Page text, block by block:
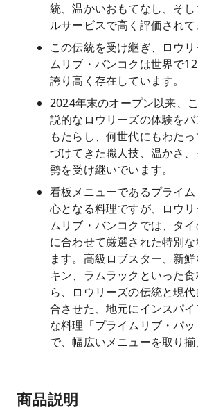
統、温かいおもてなし、そ
ルサービスで高く評価されて
この伝統を受け継ぎ、ロウ
ムリブ・バンコクは世界で
誇り高く存在しています。
2024年末のオープン以来、
説的なロウリーズの体験を
もたらし、何世代にもわた
づけてきた職人技、温かさ
勢を受け継いでいます。
看板メニューであるプライ
心となる料理ですが、ロウ
ムリブ・バンコクでは、タ
に合わせて厳選された特別
ます。高級ロブスター、新
キン、ラムラックといった
ら、ロウリーズの伝統と現
合させた、地元にインスパ
な料理「プライムリブ・パ
で、幅広いメニューを取り揃
商品説明